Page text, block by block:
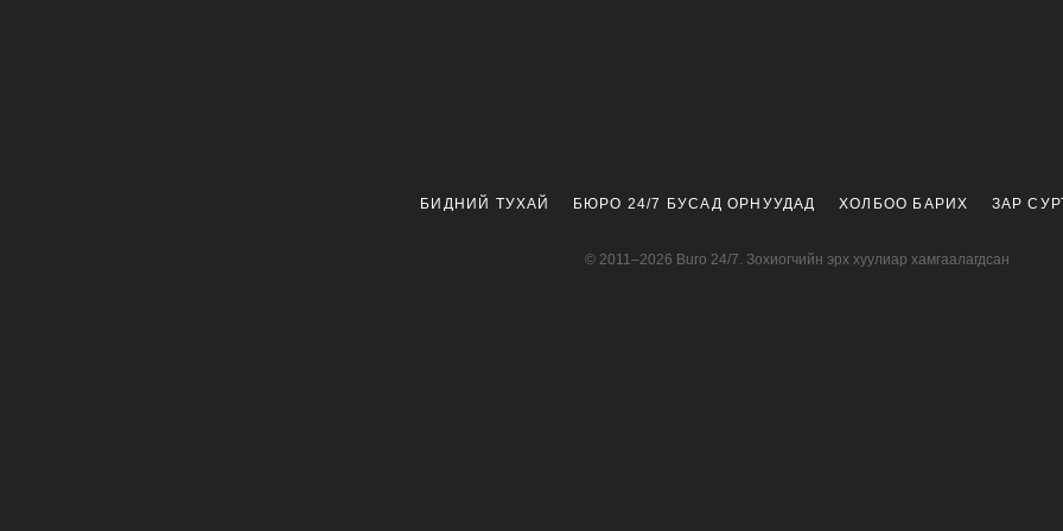
БИДНИЙ ТУХАЙ БЮРО 24/7 БУСАД ОРНУУДАД ХОЛБОО БАРИХ ЗАР
© 2011–2026 Buro 24/7. Зохиогчийн эрх хуулиар хамгаалагдсан